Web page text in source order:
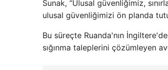
Sunak, “Ulusal güvenliğimiz,
ulusal güvenliğimizi ön planda
Bu süreçte Ruanda'nın
sığınma taleplerini çözümleyen